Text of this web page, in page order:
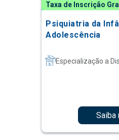
Taxa de Inscrição
Psiquiatria da
Adolescência
Especialização a
Saiba